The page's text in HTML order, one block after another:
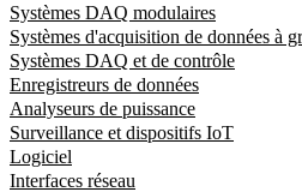
Systèmes DAQ modulaires
Systèmes d'acquisition de données à
Systèmes DAQ et de contrôle
Enregistreurs de données
Analyseurs de puissance
Surveillance et dispositifs IoT
Logiciel
Interfaces réseau